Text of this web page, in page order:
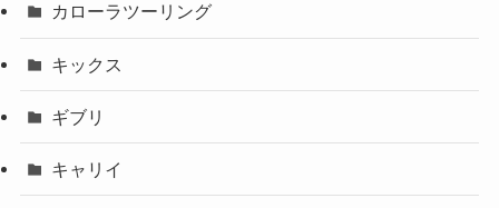
カローラツーリング
キックス
ギブリ
キャリイ